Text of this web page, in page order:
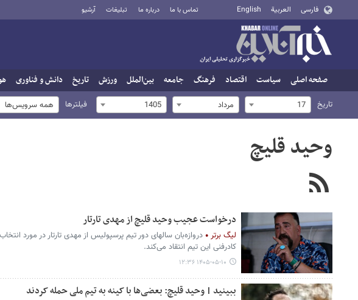
فارسی العربية English تماس با ما درباره ما تبلیغات آرشیو
صفحه اصلی سیاست اقتصاد فرهنگ جامعه بین‌الملل ورزش تاریخ دانش و فناوری
تاریخ 17 مرداد 1405 فیلترها همه سرویس‌ها
وحید قلیچ
درخواست عجیب وحید قلیچ از مهدی تارتار
لیگ برتر
دروازه‌بان سالهای دور تیم پرسپولیس از مهدی تارتار در مورد
کادرفنی این تیم انتقاد می‌کند.
۱۴۰۵-۰۵-۱۰ ۱۲:۳۶
ببینید | وحید قلیچ: بعضی‌ها با کینه به تیم ملی حمله کردند